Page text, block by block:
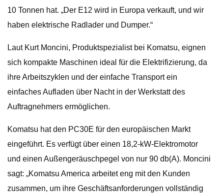
10 Tonnen hat. „Der E12 wird in Europa verkauft, und wir
haben elektrische Radlader und Dumper.“
Laut Kurt Moncini, Produktspezialist bei Komatsu, eignen
sich kompakte Maschinen ideal für die Elektrifizierung, da
ihre Arbeitszyklen und der einfache Transport ein
einfaches Aufladen über Nacht in der Werkstatt des
Auftragnehmers ermöglichen.
Komatsu hat den PC30E für den europäischen Markt
eingeführt. Es verfügt über einen 18,2-kW-Elektromotor
und einen Außengeräuschpegel von nur 90 db(A). Moncini
sagt: „Komatsu America arbeitet eng mit den Kunden
zusammen, um ihre Geschäftsanforderungen vollständig